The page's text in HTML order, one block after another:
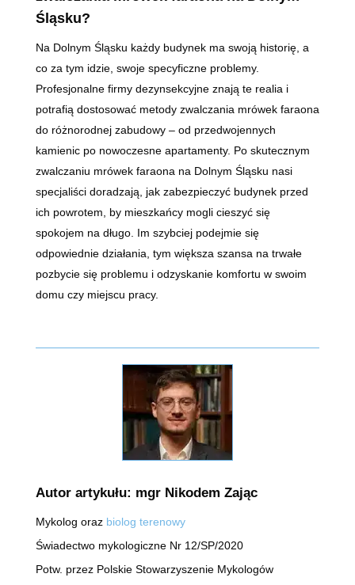
Śląsku?
Na Dolnym Śląsku każdy budynek ma swoją historię, a
co za tym idzie, swoje specyficzne problemy.
Profesjonalne firmy dezynsekcyjne znają te realia i
potrafią dostosować metody zwalczania mrówek faraona
do różnorodnej zabudowy – od przedwojennych
kamienic po nowoczesne apartamenty. Po skutecznym
zwalczaniu mrówek faraona na Dolnym Śląsku nasi
specjaliści doradzają, jak zabezpieczyć budynek przed
ich powrotem, by mieszkańcy mogli cieszyć się
spokojem na długo. Im szybciej podejmie się
odpowiednie działania, tym większa szansa na trwałe
pozbycie się problemu i odzyskanie komfortu w swoim
domu czy miejscu pracy.
Autor artykułu: mgr Nikodem Zając
Mykolog oraz biolog terenowy
Świadectwo mykologiczne Nr 12/SP/2020
Potw. przez Polskie Stowarzyszenie Mykologów